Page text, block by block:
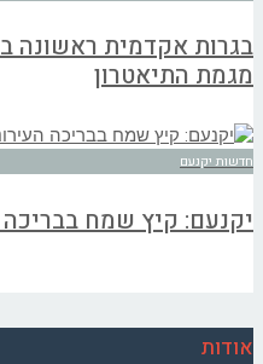
בגרות אקדמית ראשונה
מגמת התיאטרון
חדשות יקנעם
יקנעם: קיץ שמח בבריכה
אודות